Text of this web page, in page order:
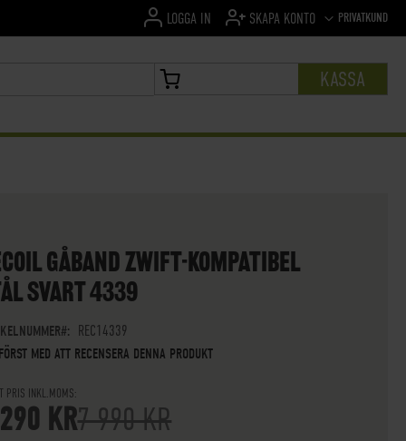
SPRÅKPRIVATKUND
LOGGA IN SKAPA KONTO
MIN VARUKORG KASSA
GÅBAND ZWIFT-KOMPATIBEL
SVART 4339
REC14339
MED ATT RECENSERA DENNA PRODUKT
PRIS INKL.MOMS
KR7 990 KR